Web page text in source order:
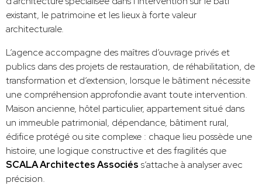
existant, le patrimoine et les lieux à forte valeur
architecturale.
L’agence accompagne des maîtres d’ouvrage privés et
publics dans des projets de restauration, de réhabilitation, de
transformation et d’extension, lorsque le bâtiment nécessite
une compréhension approfondie avant toute intervention.
Maison ancienne, hôtel particulier, appartement situé dans
un immeuble patrimonial, dépendance, bâtiment rural,
édifice protégé ou site complexe : chaque lieu possède une
histoire, une logique constructive et des fragilités que
SCALA Architectes Associés s’attache à analyser avec
précision.